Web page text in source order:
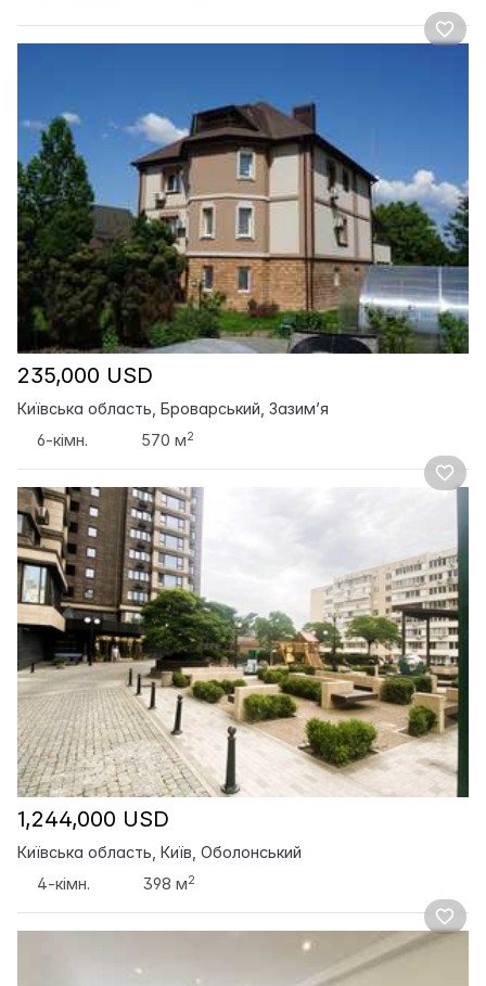
235,000 USD
Київська область, Броварський, Зазим’я
6-кімн.
570 м2
1,244,000 USD
Київська область, Київ, Оболонський
4-кімн.
398 м2